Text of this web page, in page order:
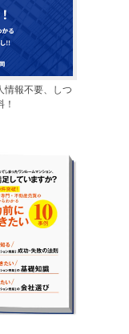
情報不要、しつ